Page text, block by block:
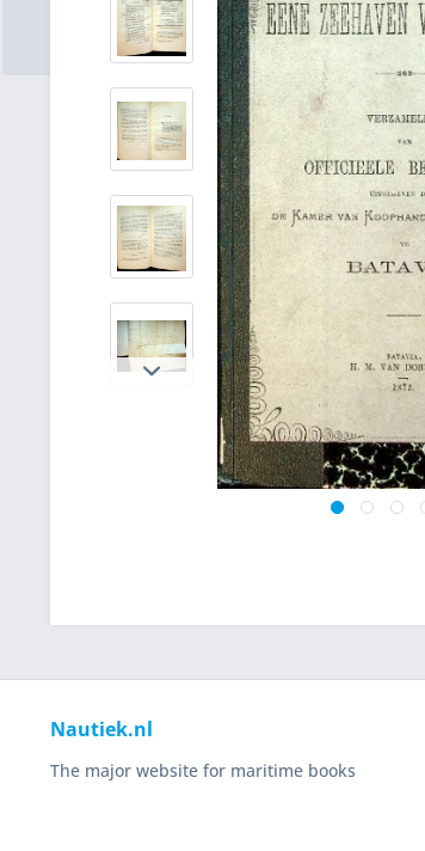
Nautiek.nl
The major website for maritime books